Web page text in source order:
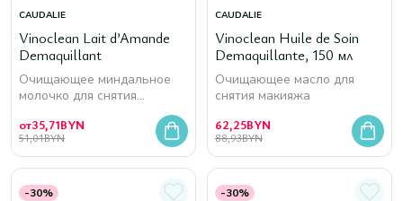
CAUDALIE
Vinoclean Lait d’Amande
Demaquillant
Очищающее миндальное
молочко для снятия
от35,71BYN
51,01BYN
CAUDALIE
Vinoclean Huile de Soin
Demaquillante, 150 мл
Очищающее масло для
снятия макияжа
62,25BYN
88,93BYN
-30% -30%